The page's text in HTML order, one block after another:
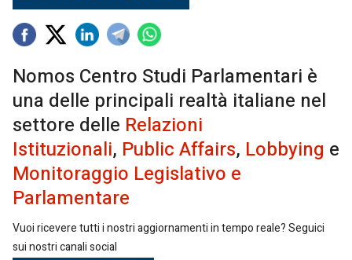
Nomos Centro Studi Parlamentari è
una delle principali realtà italiane nel
settore delle Relazioni
Istituzionali, Public Affairs, Lobbying e
Monitoraggio Legislativo e
Parlamentare
Vuoi ricevere tutti i nostri aggiornamenti in tempo reale? Seguici
sui nostri canali social